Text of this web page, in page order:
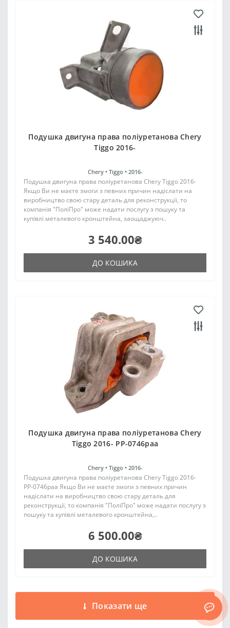
Подушка двигуна права поліуретанова Chery
Tiggo 2016-
Chery • Tiggo • 2016-
Подушка двигуна права поліуретанова Chery Tiggo 2016-
Якщо Ви не маєте змоги з певних причин надіслати на
виробництво свою стару деталь для реконструкції, то
компанія "ПоліПро" може надати послугу з пошуку та
купівлі металевого кронштейна, заощаджуюч..
3 540.00₴
ДО КОШИКА
Подушка двигуна права поліуретанова Chery
Tiggo 2016- PP-0746paa
Chery • Tiggo • 2016-
Подушка двигуна права поліуретанова Chery Tiggo 2016-
PP-0746paa Якщо Ви не маєте змоги з певних причин
надіслати на виробництво свою стару деталь для
реконструкції, то компанія "ПоліПро" може надати послугу з
пошуку та купівлі металевого кронштейна,..
6 500.00₴
ДО КОШИКА
Показати ще